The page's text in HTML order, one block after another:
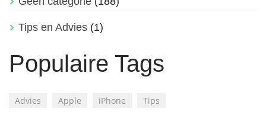
Tips en Advies (1)
Populaire Tags
Advies Apple iPhone Tips